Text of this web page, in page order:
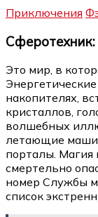
Приключения
Это мир, в
накопителях,
кристаллов,
волшебных
летающие
порталы. Магия
смертельно
номер Службы
список